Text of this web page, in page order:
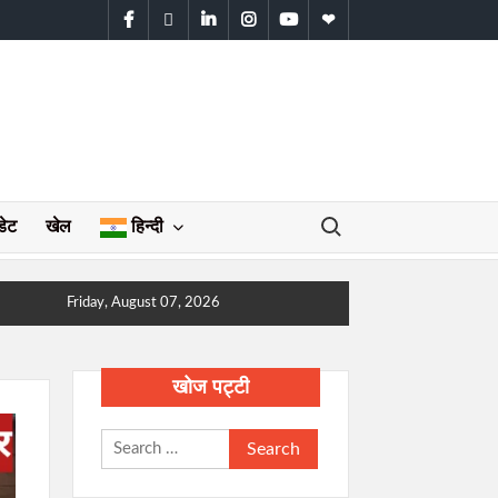
facebooktwitterlinkedininstagramyoutubeWhatsApp
खेल हिन्दी
Search for:
Friday, August 07, 2026
खोज पट्टी
Search
for: